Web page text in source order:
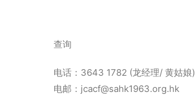
查询
电话：3643 1782 (龙经理/ 黄姑娘)
电邮：jcacf@sahk1963.org.hk